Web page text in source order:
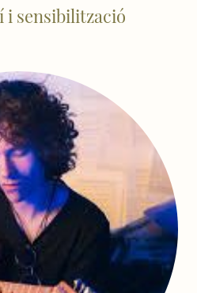
i sensibilització